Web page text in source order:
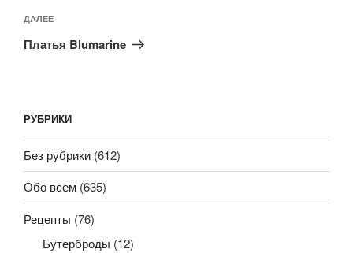
Следующая
запись
ДАЛЕЕ
Платья Blumarine
РУБРИКИ
Без рубрики (612)
Обо всем (635)
Рецепты (76)
Бутерброды (12)